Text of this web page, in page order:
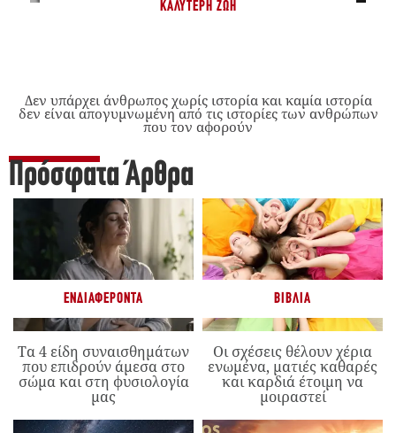
ΚΑΛΎΤΕΡΗ ΖΩΉ
Δεν υπάρχει άνθρωπος χωρίς ιστορία και καμία ιστορία
δεν είναι απογυμνωμένη από τις ιστορίες των ανθρώπων
που τον αφορούν
Πρόσφατα Άρθρα
ΕΝΔΙΑΦΈΡΟΝΤΑ
Τα 4 είδη συναισθημάτων
που επιδρούν άμεσα στο
σώμα και στη φυσιολογία
μας
ΒΙΒΛΊΑ
Οι σχέσεις θέλουν χέρια
ενωμένα, ματιές καθαρές
και καρδιά έτοιμη να
μοιραστεί